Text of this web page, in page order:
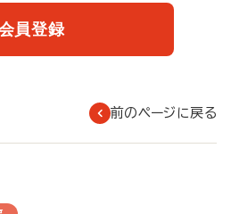
員登録
前のページに戻る